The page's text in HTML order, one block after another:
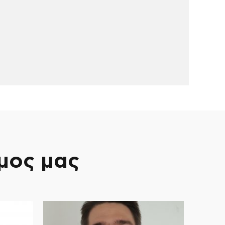
ιδέες στην ανάπτυξη και τον
μας